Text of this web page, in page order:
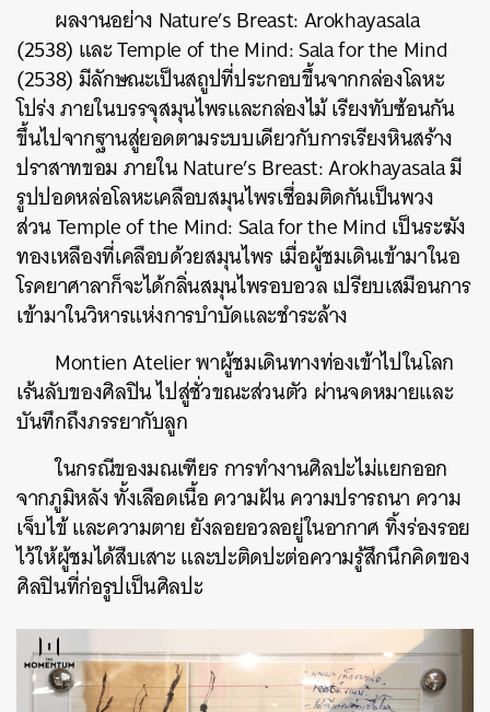
ผลงานอย่าง Nature’s Breast: Arokhayasala
(2538) และ Temple of the Mind: Sala for the Mind
(2538) มีลักษณะเป็นสถูปที่ประกอบขึ้นจากกล่องโลหะ
โปร่ง ภายในบรรจุสมุนไพรและกล่องไม้ เรียงทับซ้อนกัน
ขึ้นไปจากฐานสู่ยอดตามระบบเดียวกับการเรียงหินสร้าง
ปราสาทขอม ภายใน Nature’s Breast: Arokhayasala มี
รูปปอดหล่อโลหะเคลือบสมุนไพรเชื่อมติดกันเป็นพวง
ส่วน Temple of the Mind: Sala for the Mind เป็นระฆัง
ทองเหลืองที่เคลือบด้วยสมุนไพร เมื่อผู้ชมเดินเข้ามาในอ
โรคยาศาลาก็จะได้กลิ่นสมุนไพรอบอวล เปรียบเสมือนการ
เข้ามาในวิหารแห่งการบำบัดและชำระล้าง
Montien Atelier พาผู้ชมเดินทางท่องเข้าไปในโลก
เร้นลับของศิลปิน ไปสู่ชั่วขณะส่วนตัว ผ่านจดหมายและ
บันทึกถึงภรรยากับลูก
ในกรณีของมณเฑียร การทำงานศิลปะไม่แยกออก
จากภูมิหลัง ทั้งเลือดเนื้อ ความฝัน ความปรารถนา ความ
เจ็บไข้ และความตาย ยังลอยอวลอยู่ในอากาศ ทิ้งร่องรอย
ไว้ให้ผู้ชมได้สืบเสาะ และปะติดปะต่อความรู้สึกนึกคิดของ
ศิลปินที่ก่อรูปเป็นศิลปะ